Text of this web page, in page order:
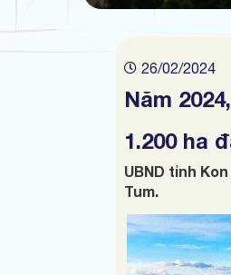
26/02/2024
Năm
1.200 ha
UBND tỉnh
Tum.